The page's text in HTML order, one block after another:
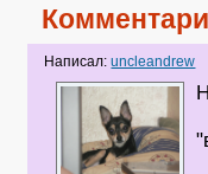
Написал:uncleandrew
"